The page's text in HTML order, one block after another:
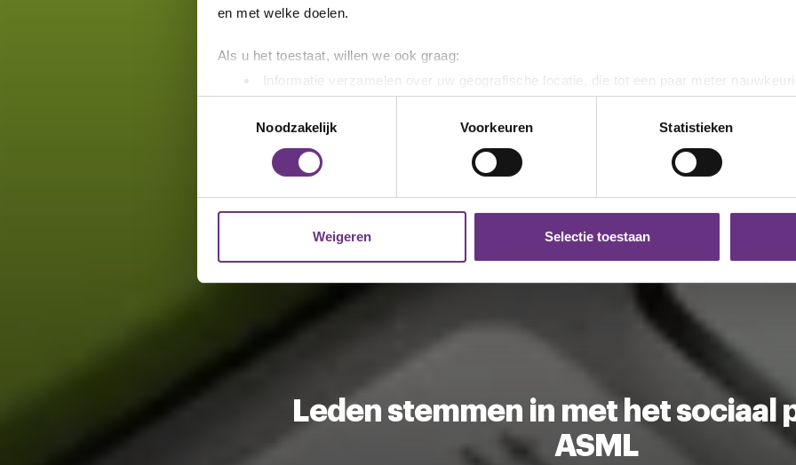
en met welke doelen.
Als u het toestaat, willen we ook graag:
Informatie verzamelen over uw geografische locatie, die tot een paar meter
Uw apparaat identificeren door het actief te scannen op specifieke eigenschappen
Lees meer over hoe uw persoonlijke gegevens worden verwerkt en stel uw voorkeuren in het
toestemming op elk moment wijzigen of intrekken in de Cookieverklaring.
websiteverkeer te analyseren. Ook delen we informatie over uw gebruik van onze site met
media, adverteren en analyse. Deze partners kunnen deze gegevens combineren met
cookieverklaring
Noodzakelijk
Voorkeuren Statistieken
Weigeren Selectie toestaan
Leden stemmen in met het sociaal
ASML